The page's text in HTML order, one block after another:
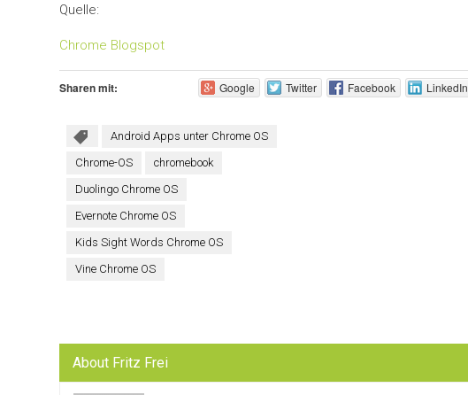
Quelle:
Chrome Blogspot
Sharen mit: Google Twitter Facebook LinkedIn
Android Apps unter Chrome OS
Chrome-OS
chromebook
Duolingo Chrome OS
Evernote Chrome OS
Kids Sight Words Chrome OS
Vine Chrome OS
About Fritz Frei